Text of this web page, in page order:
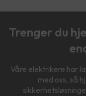
Trenger du
Våre elektrikere har
med oss, så